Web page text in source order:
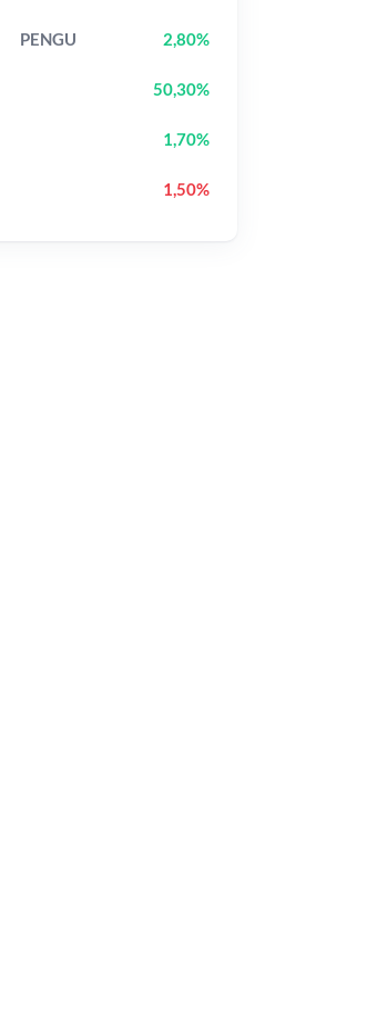
PENGU 2,80%
50,30%
1,70%
1,50%